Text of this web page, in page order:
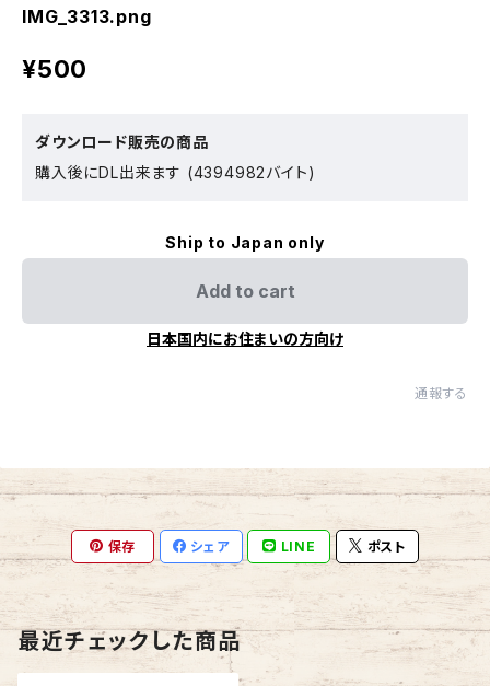
IMG_3313.png
¥500
ダウンロード販売の商品
購入後にDL出来ます (4394982バイト)
Ship to Japan only
Add to cart
日本国内にお住まいの方向け
通報する
保存 シェア LINE ポスト
最近チェックした商品